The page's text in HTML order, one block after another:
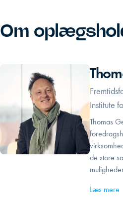
Om
Institute
Thomas
de store
Læs mere